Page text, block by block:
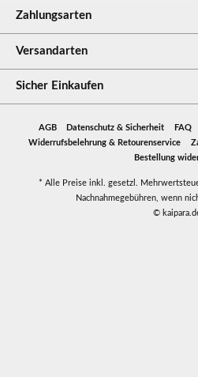
Zahlungsarten
Versandarten
Sicher Einkaufen
AGB Datenschutz & Sicherheit FAQ
Widerrufsbelehrung & Retourenservice
Bestellung
* Alle Preise inkl. gesetzl.
Nachnahmegebühren, wenn
©